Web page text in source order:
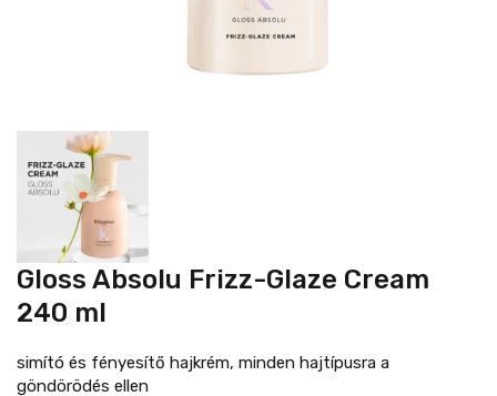
Gloss Absolu Frizz-Glaze Cream
240 ml
simító és fényesítő hajkrém, minden hajtípusra a
göndörödés ellen